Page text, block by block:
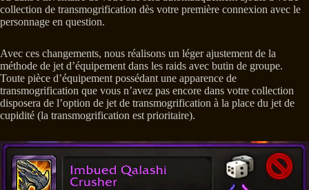
collection de transmogrification dès votre première connexion avec le
personnage en question.
Avec ces changements, nous réalisons un léger ajustement de la
méthode de jet d’équipement dans les raids avec butin de groupe.
Toute pièce d’équipement possédant une apparence de
transmogrification que vous n’avez pas encore dans votre collection
disposera de l’option de jet de transmogrification à la place du jet de
cupidité (la transmogrification est prioritaire).